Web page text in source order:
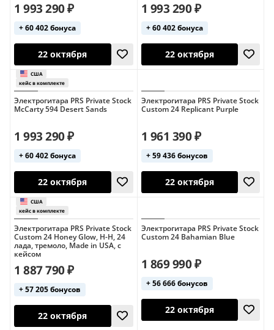
1 993 290 ₽
+ 60 402 бонуса
22 октября
1 993 290 ₽
+ 60 402 бонуса
22 октября
Электрогитара PRS Private Stock
McCarty 594 Desert Sands
1 993 290 ₽
+ 60 402 бонуса
22 октября
Электрогитара PRS Private Stock
Custom 24 Replicant Purple
1 961 390 ₽
+ 59 436 бонусов
22 октября
Электрогитара PRS Private Stock
Custom 24 Honey Glow, H-H, 24
лада, тремоло, Made in USA, с
кейсом
1 887 790 ₽
+ 57 205 бонусов
Электрогитара PRS Private Stock
Custom 24 Bahamian Blue
1 869 990 ₽
+ 56 666 бонусов